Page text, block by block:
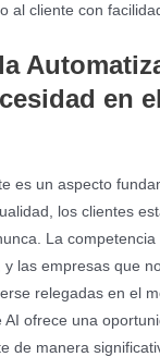
al cliente con
en
es un aspecto
los clientes
La
y las empresas que
relegadas en el
AI ofrece una
de manera